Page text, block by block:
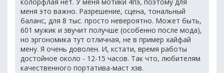
меня это важно. Разрешение, сцена, тональный
баланс, для 8 тыс. просто невероятно. Может быть,
601 мужик и звучит получше (особенно после мода),
но эргономика тут отличная, не в пример хайфай
мену. Я очень доволен. И, кстати, время работы
достойное около - 12-15 часов. Так что, любителям
качественного портатива-маст хэв.